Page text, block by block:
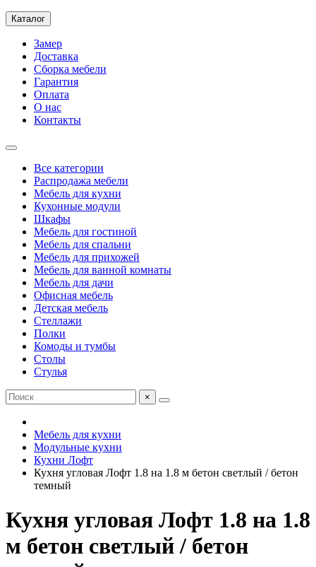
Каталог
Замер
Доставка
Сборка мебели
Гарантия
Оплата
О нас
Контакты
Все категории
Распродажа мебели
Мебель для кухни
Кухонные модули
Шкафы
Мебель для гостиной
Мебель для спальни
Мебель для прихожей
Мебель для ванной комнаты
Мебель для дачи
Офисная мебель
Детская мебель
Стеллажи
Полки
Комоды и тумбы
Столы
Стулья
×
Мебель для кухни
Модульные кухни
Кухни Лофт
Кухня угловая Лофт 1.8 на 1.8 м бетон светлый / бетон
темный
Кухня угловая Лофт 1.8 на 1.8
м бетон светлый / бетон